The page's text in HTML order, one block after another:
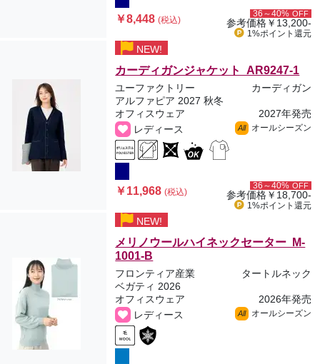
￥8,448(税込)
36～40% OFF
参考価格￥13,200-
1%ポイント 還元
NEW!
カーディガンジャケット AR9247-1
ユーファクトリー
カーディガン
アルファピア 2027 秋冬
オフィスウェア
2027年発売
レディース
All オールシーズン
￥11,968(税込)
36～40% OFF
参考価格￥18,700-
1%ポイント 還元
NEW!
メリノウールハイネックセーター M-
1001-B
フロンティア産業
タートルネック
ベガティ 2026
オフィスウェア
2026年発売
レディース
All オールシーズン